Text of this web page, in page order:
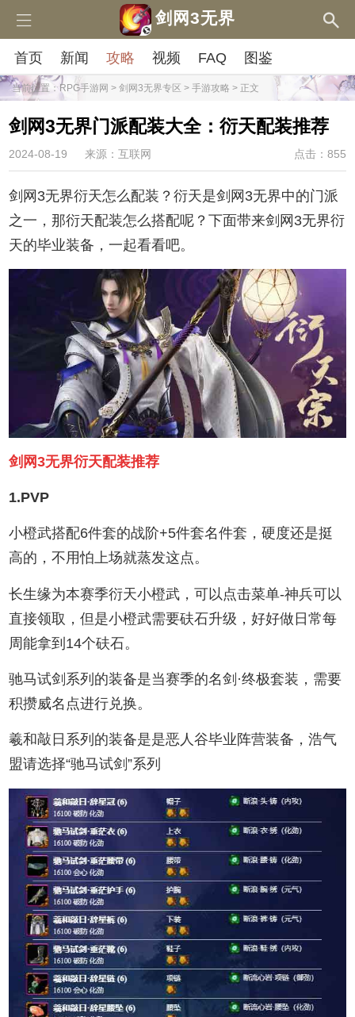
剑网3无界
首页 新闻 攻略 视频 FAQ 图鉴
当前位置：RPG手游网 > 剑网3无界专区 > 手游攻略 > 正文
剑网3无界门派配装大全：衍天配装推荐
2024-08-19 来源：互联网 点击：855
剑网3无界衍天怎么配装？衍天是剑网3无界中的门派
之一，那衍天配装怎么搭配呢？下面带来剑网3无界衍
天的毕业装备，一起看看吧。
剑网3无界衍天配装推荐
1.PVP
小橙武搭配6件套的战阶+5件套名件套，硬度还是挺
高的，不用怕上场就蒸发这点。
长生缘为本赛季衍天小橙武，可以点击菜单-神兵可以
直接领取，但是小橙武需要砆石升级，好好做日常每
周能拿到14个砆石。
驰马试剑系列的装备是当赛季的名剑·终极套装，需要
积攒威名点进行兑换。
羲和敲日系列的装备是是恶人谷毕业阵营装备，浩气
盟请选择“驰马试剑”系列